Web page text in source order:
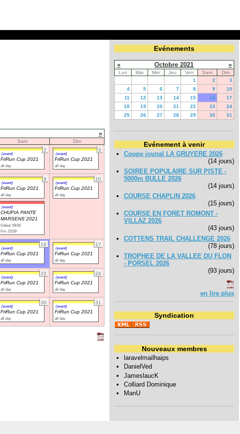
»
Sam
Dim
2
(event)
FriRun Cup 2021
all day
3
(event)
FriRun Cup 2021
all day
9
(event)
FriRun Cup 2021
all day
(event)
CHUPIA PANTE
MARSENS 2021
Début: 09:00
Fin: 23:59
10
(event)
FriRun Cup 2021
all day
16
(event)
FriRun Cup 2021
all day
17
(event)
FriRun Cup 2021
all day
23
(event)
FriRun Cup 2021
all day
24
(event)
FriRun Cup 2021
all day
30
(event)
FriRun Cup 2021
all day
31
(event)
FriRun Cup 2021
all day
Evénements
« Octobre 2021 »
Lun Mar Mer Jeu Ven Sam
Dim
1
2
3
4
5 6 7 8 9
10
11
12 13 14 15 16
17
18
19 20 21 22 23
24
25
26 27 28 29 30 31
Evénement à venir
Coupe jounal LA GRUYERE 2026
(14 jours)
SOIREE POPULAIRE SUR PISTE -
5000m BULLE 2026
(14 jours)
COURSE CHAPLIN 2026
(15 jours)
COURSE EN FORET ROMONT -
VILLAZ 2026
(43 jours)
COTTENS TRAIL CHALLENGE 2026
(78 jours)
TROPHEE DE LA VALLEE DU FLON
- PORSEL 2026
(93 jours)
en lire plus
Syndication
Nouveaux membres
laravelmailhaips
DanielVed
JameslaucK
Colliard Dominique
ManU